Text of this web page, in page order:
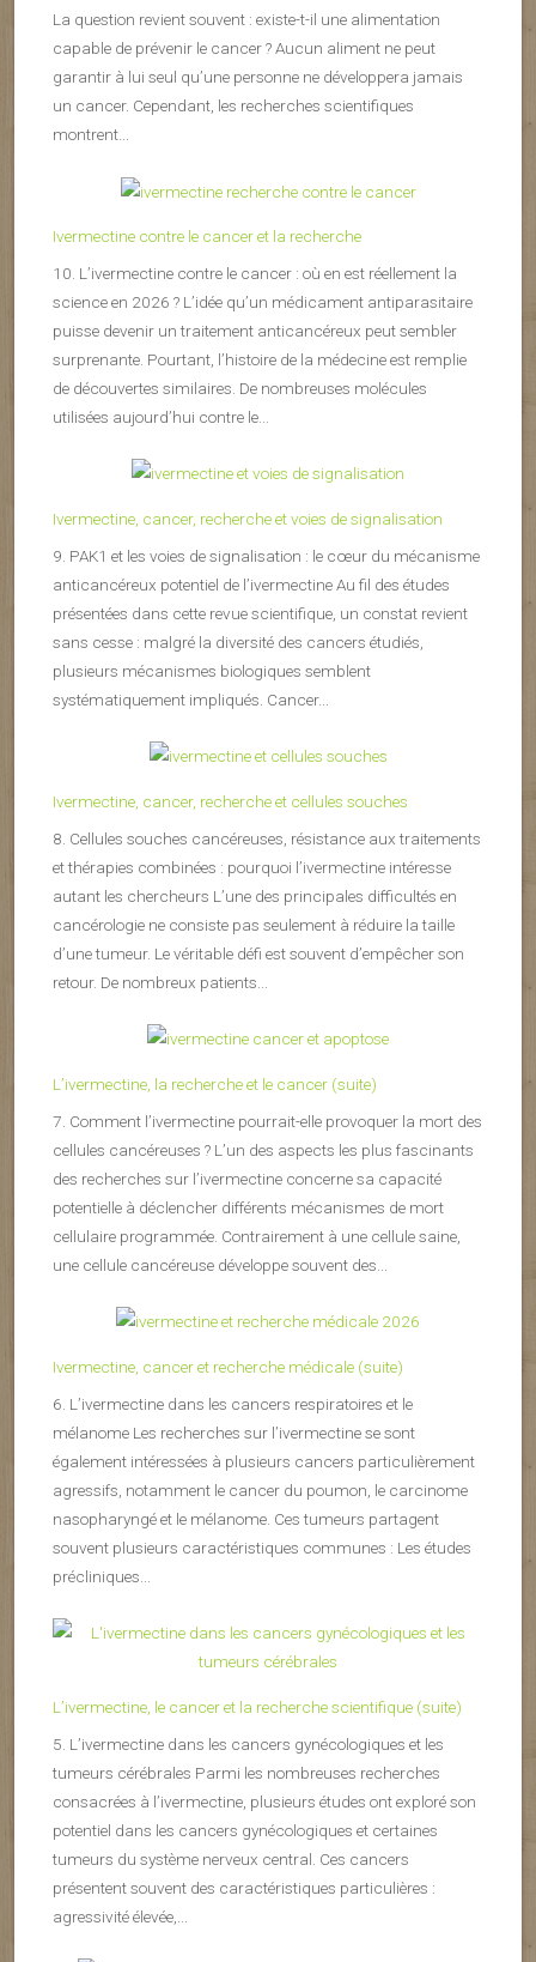
La question revient souvent : existe-t-il une alimentation
capable de prévenir le cancer ? Aucun aliment ne peut
garantir à lui seul qu’une personne ne développera jamais
un cancer. Cependant, les recherches scientifiques
montrent...
Ivermectine contre le cancer et la recherche
10. L’ivermectine contre le cancer : où en est réellement la
science en 2026 ? L’idée qu’un médicament antiparasitaire
puisse devenir un traitement anticancéreux peut sembler
surprenante. Pourtant, l’histoire de la médecine est remplie
de découvertes similaires. De nombreuses molécules
utilisées aujourd’hui contre le...
Ivermectine, cancer, recherche et voies de signalisation
9. PAK1 et les voies de signalisation : le cœur du mécanisme
anticancéreux potentiel de l’ivermectine Au fil des études
présentées dans cette revue scientifique, un constat revient
sans cesse : malgré la diversité des cancers étudiés,
plusieurs mécanismes biologiques semblent
systématiquement impliqués. Cancer...
Ivermectine, cancer, recherche et cellules souches
8. Cellules souches cancéreuses, résistance aux traitements
et thérapies combinées : pourquoi l’ivermectine intéresse
autant les chercheurs L’une des principales difficultés en
cancérologie ne consiste pas seulement à réduire la taille
d’une tumeur. Le véritable défi est souvent d’empêcher son
retour. De nombreux patients...
L’ivermectine, la recherche et le cancer (suite)
7. Comment l’ivermectine pourrait-elle provoquer la mort des
cellules cancéreuses ? L’un des aspects les plus fascinants
des recherches sur l’ivermectine concerne sa capacité
potentielle à déclencher différents mécanismes de mort
cellulaire programmée. Contrairement à une cellule saine,
une cellule cancéreuse développe souvent des...
Ivermectine, cancer et recherche médicale (suite)
6. L’ivermectine dans les cancers respiratoires et le
mélanome Les recherches sur l’ivermectine se sont
également intéressées à plusieurs cancers particulièrement
agressifs, notamment le cancer du poumon, le carcinome
nasopharyngé et le mélanome. Ces tumeurs partagent
souvent plusieurs caractéristiques communes : Les études
précliniques...
L’ivermectine, le cancer et la recherche scientifique (suite)
5. L’ivermectine dans les cancers gynécologiques et les
tumeurs cérébrales Parmi les nombreuses recherches
consacrées à l’ivermectine, plusieurs études ont exploré son
potentiel dans les cancers gynécologiques et certaines
tumeurs du système nerveux central. Ces cancers
présentent souvent des caractéristiques particulières :
agressivité élevée,...